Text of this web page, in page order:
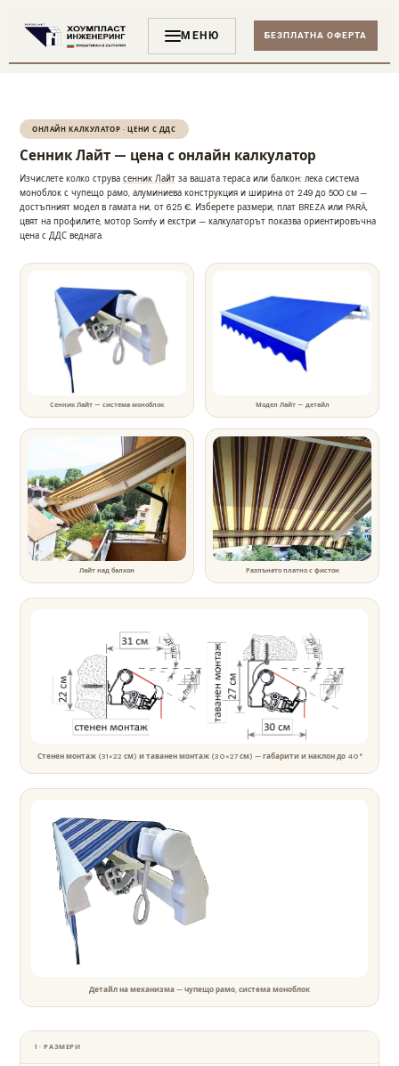
МЕНЮ БЕЗПЛАТНА ОФЕРТА
ОНЛАЙН КАЛКУЛАТОР · ЦЕНИ С ДДС
Сенник Лайт — цена с онлайн калкулатор
Изчислете колко струва сенник Лайт за вашата тераса или балкон: лека система
моноблок с чупещо рамо, алуминиева конструкция и ширина от 249 до 500 см —
достъпният модел в гамата ни, от 625 €. Изберете размери, плат BREZA или PARÀ,
цвят на профилите, мотор Somfy и екстри — калкулаторът показва ориентировъчна
цена с ДДС веднага.
Сенник Лайт — система моноблок Модел Лайт — детайл
Лайт над балкон Разпънато платно с фистон
Стенен монтаж (31×22 см) и таванен монтаж (30×27 см) — габарити и наклон до 40°
Детайл на механизма — чупещо рамо, система моноблок
1 · РАЗМЕРИ